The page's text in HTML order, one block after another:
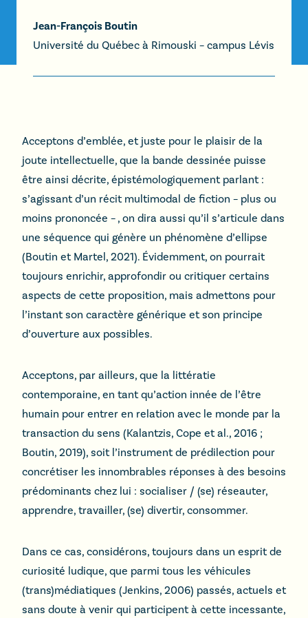
Jean-François Boutin
Université du Québec à Rimouski – campus Lévis
Acceptons d’emblée, et juste pour le plaisir de la
joute intellectuelle, que la bande dessinée puisse
être ainsi décrite, épistémologiquement parlant :
s’agissant d’un récit multimodal de fiction – plus ou
moins prononcée – , on dira aussi qu’il s’articule dans
une séquence qui génère un phénomène d’ellipse
(Boutin et Martel, 2021). Évidemment, on pourrait
toujours enrichir, approfondir ou critiquer certains
aspects de cette proposition, mais admettons pour
l’instant son caractère générique et son principe
d’ouverture aux possibles.
Acceptons, par ailleurs, que la littératie
contemporaine, en tant qu’action innée de l’être
humain pour entrer en relation avec le monde par la
transaction du sens (Kalantzis, Cope et al., 2016 ;
Boutin, 2019), soit l’instrument de prédilection pour
concrétiser les innombrables réponses à des besoins
prédominants chez lui : socialiser / (se) réseauter,
apprendre, travailler, (se) divertir, consommer.
Dans ce cas, considérons, toujours dans un esprit de
curiosité ludique, que parmi tous les véhicules
(trans)médiatiques (Jenkins, 2006) passés, actuels et
sans doute à venir qui participent à cette incessante,